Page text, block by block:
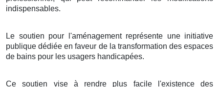
indispensables.
Le soutien pour l'aménagement représente une initiative
publique dédiée en faveur de la transformation des espaces
de bains pour les usagers handicapées.
Ce soutien vise à rendre plus facile l'existence des